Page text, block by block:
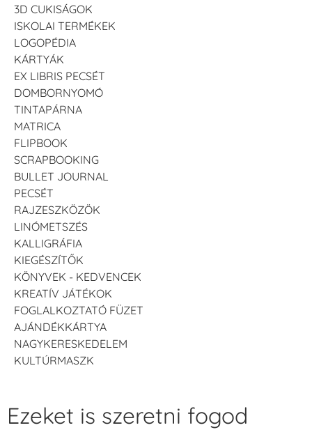
3D CUKISÁGOK
ISKOLAI TERMÉKEK
LOGOPÉDIA
KÁRTYÁK
EX LIBRIS PECSÉT
DOMBORNYOMÓ
TINTAPÁRNA
MATRICA
FLIPBOOK
SCRAPBOOKING
BULLET JOURNAL
PECSÉT
RAJZESZKÖZÖK
LINÓMETSZÉS
KALLIGRÁFIA
KIEGÉSZÍTŐK
KÖNYVEK - KEDVENCEK
KREATÍV JÁTÉKOK
FOGLALKOZTATÓ FÜZET
AJÁNDÉKKÁRTYA
NAGYKERESKEDELEM
KULTÚRMASZK
Ezeket is szeretni fogod